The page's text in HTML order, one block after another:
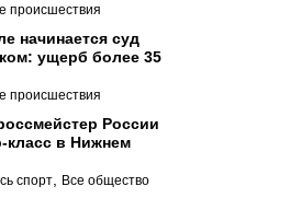
происшествия
начинается суд
ущерб более 35
происшествия
России
класс в Нижнем
спорт Все общество